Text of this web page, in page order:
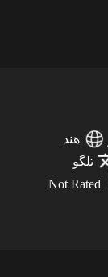
هند
تلگو
Not Rated